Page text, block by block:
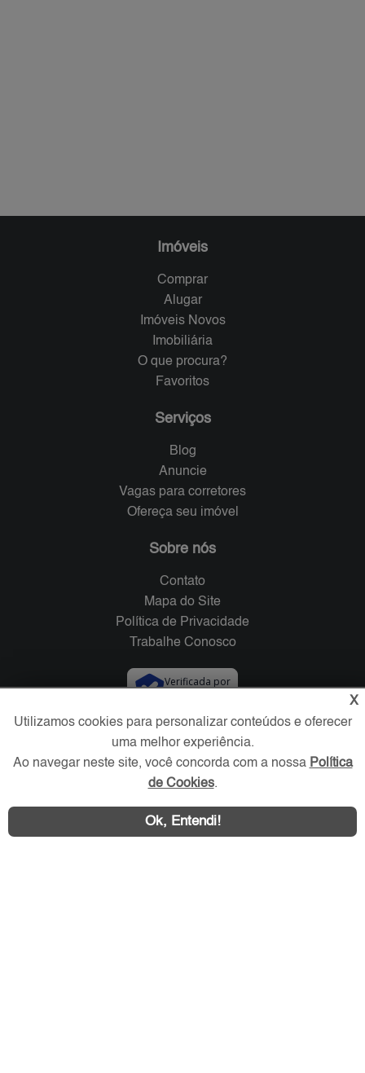
Imóveis
Comprar
Alugar
Imóveis Novos
Imobiliária
O que procura?
Favoritos
Serviços
Blog
Anuncie
Vagas para corretores
Ofereça seu imóvel
Sobre nós
Contato
Mapa do Site
Política de Privacidade
Trabalhe Conosco
Verificada por
Redes Sociais
X
Utilizamos cookies para personalizar conteúdos e oferecer
uma melhor experiência.
Ao navegar neste site, você concorda com a nossa Política
de Cookies.
Ok, Entendi!